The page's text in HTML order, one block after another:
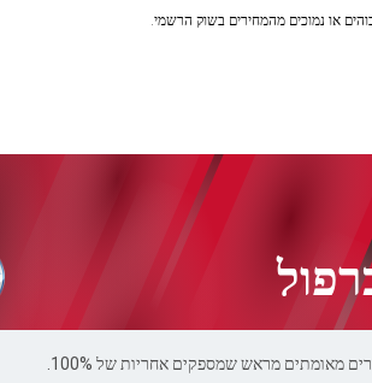
או נמוכים מהמחירים בשוק הרשמי.